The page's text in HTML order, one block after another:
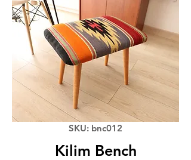
SKU: bnc012
Kilim Bench